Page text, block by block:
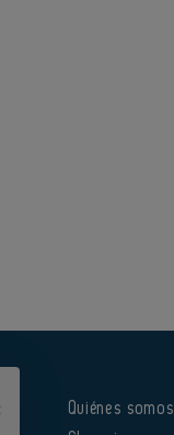
Quiénes somos